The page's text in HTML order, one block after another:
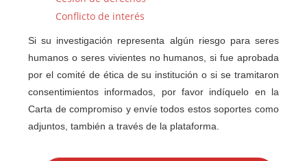
Conflicto de interés
Si su investigación representa algún riesgo para seres
humanos o seres vivientes no humanos, si fue aprobada
por el comité de ética de su institución o si se tramitaron
consentimientos informados, por favor indíquelo en la
Carta de compromiso y envíe todos estos soportes como
adjuntos, también a través de la plataforma.